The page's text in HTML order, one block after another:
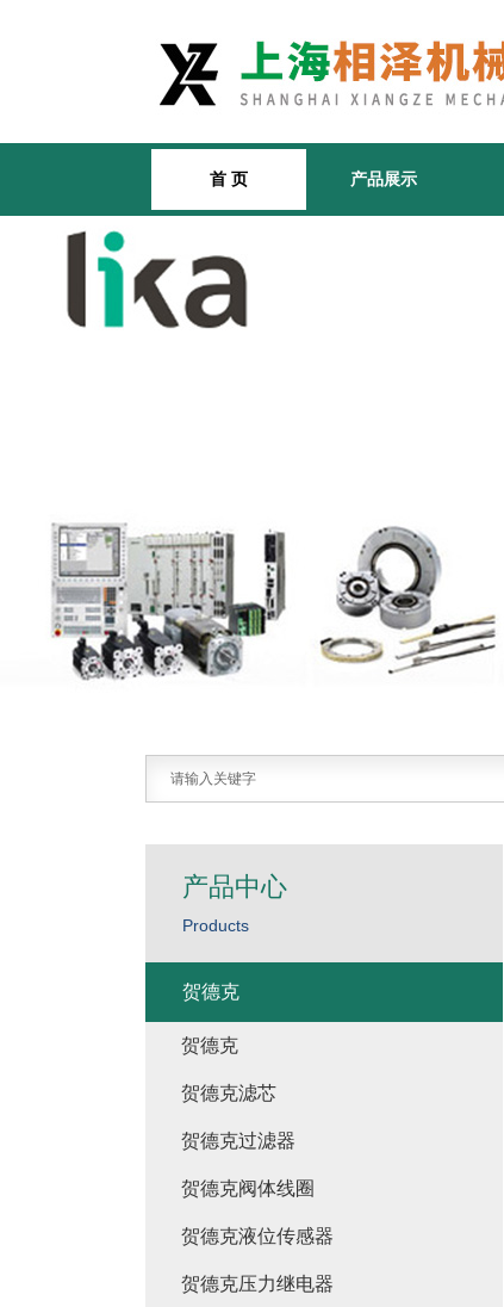
首 页 产品展示
产品中心
Products
贺德克
贺德克
贺德克滤芯
贺德克过滤器
贺德克阀体线圈
贺德克液位传感器
贺德克压力继电器